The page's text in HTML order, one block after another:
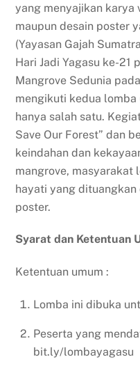
yang menyajikan
maupun desain poster
(Yayasan Gajah
Hari Jadi Yagasu ke-21
Mangrove Sedunia
mengikuti kedua
hanya salah satu.
Save Our Forest” dan
keindahan dan
mangrove, masyarakat
hayati yang
poster.
Syarat dan Ketentuan
Ketentuan umum :
Lomba ini dibuka
Peserta yang
bit.ly/lombayagasu